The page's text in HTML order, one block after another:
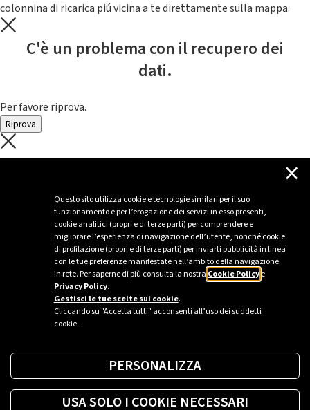
Questo sito utilizza cookie e tecnologie similari per il suo
funzionamento e per l’erogazione dei servizi in esso presenti,
cookie analitici (propri e di terze parti) per comprendere e
migliorare l’esperienza di navigazione dell’utente, nonché cookie
di profilazione (propri e di terze parti) per inviarti pubblicità in linea
con le tue preferenze manifestate nell’ambito della navigazione
in rete. Per saperne di più consulta la nostra Cookie Policye
Privacy Policy.
Gestisci le tue scelte sui cookie.
Cliccando su "Accetta tutti" acconsenti all’uso dei suddetti
cookie.
×
PERSONALIZZA
USA SOLO I COOKIE NECESSARI
colonnina di ricarica piú vicina a te direttamente sulla mappa.
C'è un problema con il recupero dei
dati.
Per favore riprova.
Riprova
C'è un problema con il recupero dei
Per favore riprova piú tardi
Sei un’azienda o una PA?
Trova la soluzione più giusta per te.
Richiedi una colonnina